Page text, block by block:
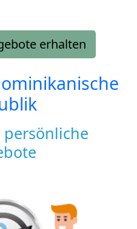
erhalten
persönliche